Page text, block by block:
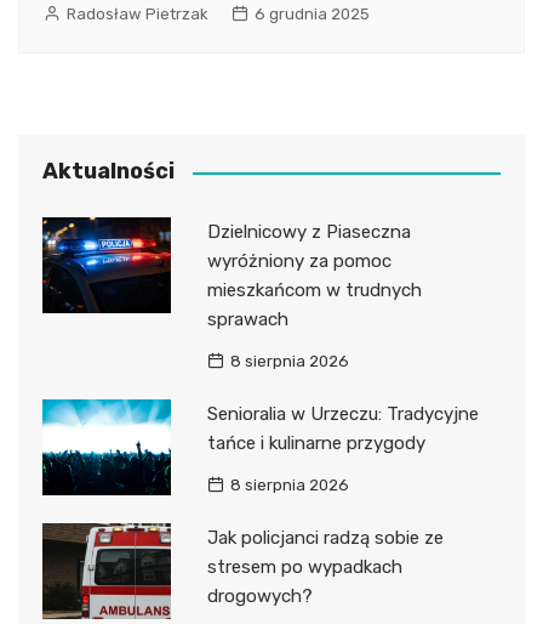
Radosław Pietrzak 6 grudnia 2025
Aktualności
Dzielnicowy z Piaseczna
wyróżniony za pomoc
mieszkańcom w trudnych
sprawach
8 sierpnia 2026
Senioralia w Urzeczu: Tradycyjne
tańce i kulinarne przygody
8 sierpnia 2026
Jak policjanci radzą sobie ze
stresem po wypadkach
drogowych?